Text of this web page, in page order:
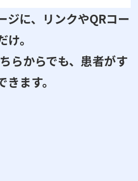
ジに、リンクやQRコー
。
らからでも、患者がす
ます。